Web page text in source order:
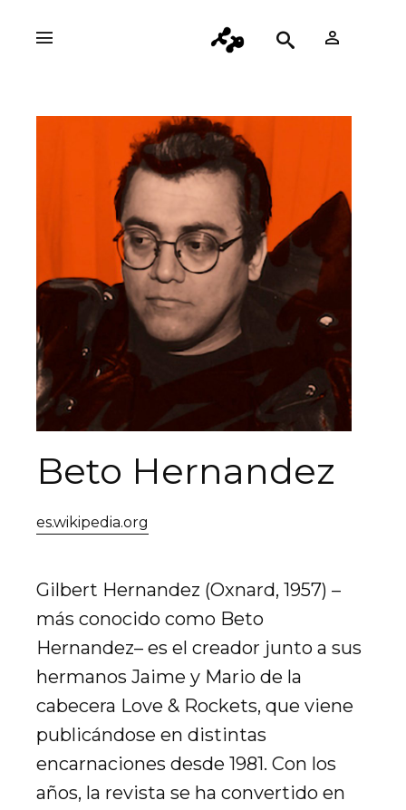
Beto Hernandez
es.wikipedia.org
Gilbert Hernandez (Oxnard, 1957) –
más conocido como Beto
Hernandez– es el creador junto a sus
hermanos Jaime y Mario de la
cabecera Love & Rockets, que viene
publicándose en distintas
encarnaciones desde 1981. Con los
años, la revista se ha convertido en